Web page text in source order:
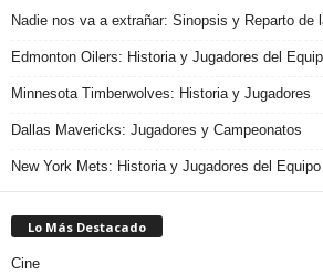
Nadie nos va a extrañar: Sinopsis y Reparto de
Edmonton Oilers: Historia y Jugadores del
Minnesota Timberwolves: Historia y Jugadores
Dallas Mavericks: Jugadores y Campeonatos
New York Mets: Historia y Jugadores del Equipo
Lo Más Destacado
Cine